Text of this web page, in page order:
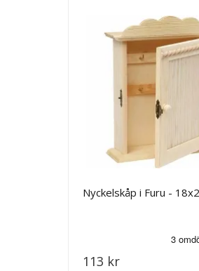
Nyckelskåp i Furu -
113 kr